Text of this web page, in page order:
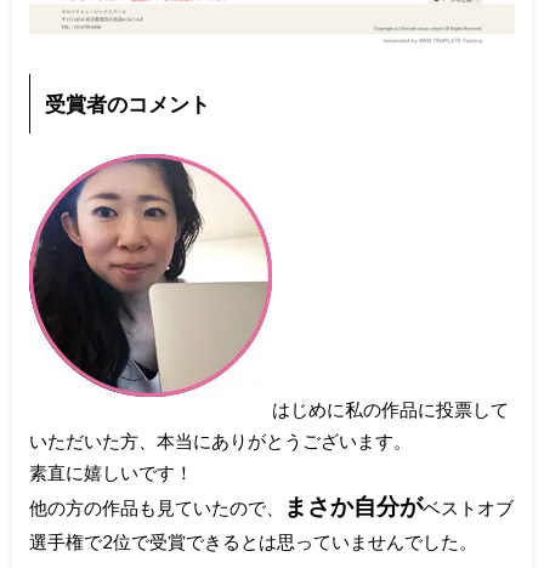
受賞者のコメント
はじめに私の作品に投票して
いただいた方、本当にありがとうございます。
素直に嬉しいです！
他の方の作品も見ていたので、
まさか自分がベストオブ
選手権で2位で受賞できるとは思っていませんでした。